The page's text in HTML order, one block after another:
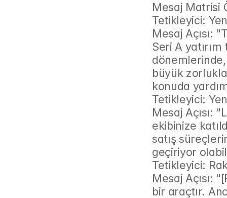
Mesaj Matrisi
Tetikleyici:
Mesaj Açısı:
Seri A
büyük
konuda
Tetikleyici:
Mesaj Açısı:
ekibinize
satış
geçiriyor
Tetikleyici:
Mesaj Açısı:
bir araçtır.